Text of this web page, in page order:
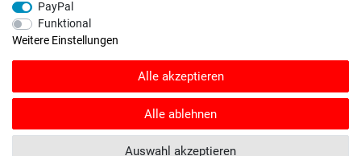
SHOPVOTE Bewertungen. SHOPVOTE setzt automatische und manuelle
© Copyright 2026 | Alle Rechte vorbehalten. - Rasentraktoren-Motoren | Realisation
PayPal
Funktional
Weitere Einstellungen
Alle akzeptieren
Alle ablehnen
Auswahl akzeptieren